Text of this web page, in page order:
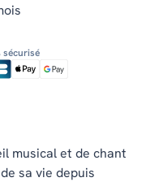
sécurisé
musical et de chant
sa vie depuis